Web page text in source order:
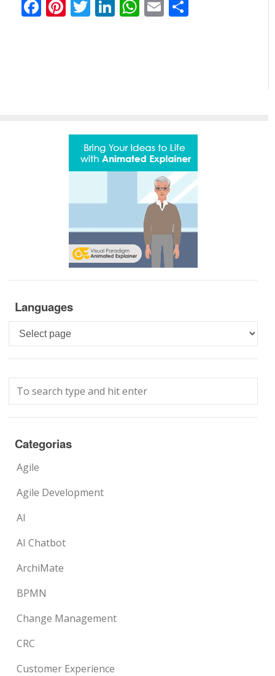
Facebook
Pinterest
Twitter
LinkedIn
WhatsApp
Email
Languages
Languages
Categorias
Agile
Agile Development
AI
AI Chatbot
ArchiMate
BPMN
Change Management
CRC
Customer Experience